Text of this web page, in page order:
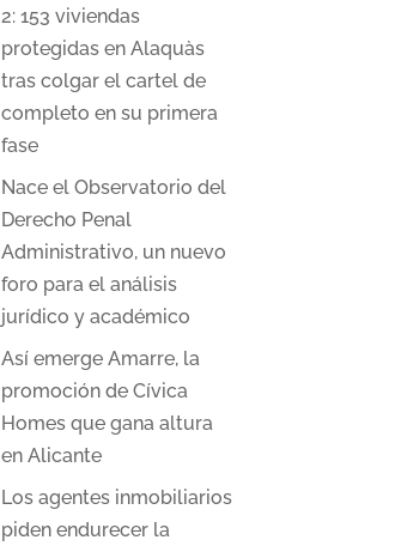
2: 153 viviendas
protegidas en Alaquàs
tras colgar el cartel de
completo en su primera
fase
Nace el Observatorio del
Derecho Penal
Administrativo, un nuevo
foro para el análisis
jurídico y académico
Así emerge Amarre, la
promoción de Cívica
Homes que gana altura
en Alicante
Los agentes inmobiliarios
piden endurecer la